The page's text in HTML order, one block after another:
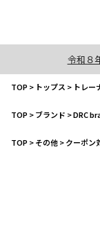
令和８
TOP> トップス > トレー
TOP>ブランド >DRC
TOP>その他>クーポン